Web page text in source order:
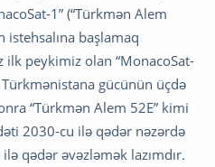
1” (“Türkmən Alem
istehsalına başlamaq
ilk peykimiz olan “MonacoSat-
gücünün üçdə
“Türkmən Alem 52E” kimi
2030-cu ilə qədər nəzərdə
qədər əvəzləmək lazımdır.